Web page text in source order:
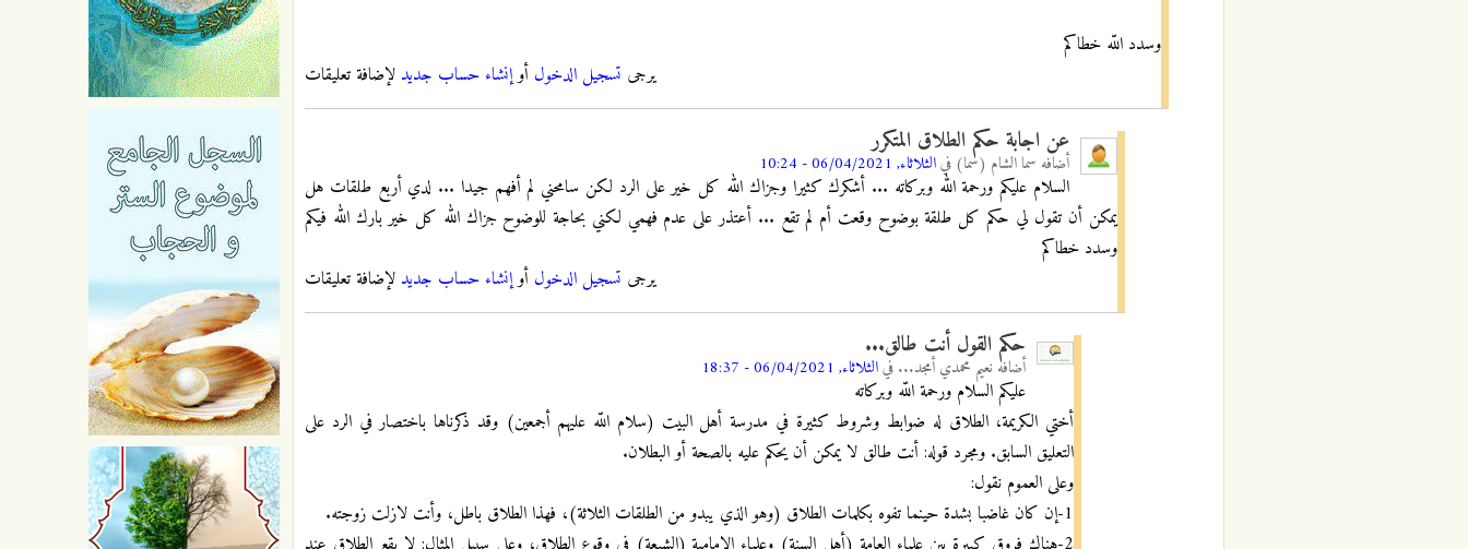
وسدد اللّه خطاكم
يرجى تسجيل الدخول أوإنشاء حساب جديد لإضافة تعليقات
عن اجابة حكم الطلاق المتكرر
أضافه سما الشام (سما) فيالثلاثاء, 06/04/2021 - 10:24
السلام عليكم ورحمة الله وبركاته ... أشكرك كثيرا وجزاك الله كل خير على الرد لكن سامحني لم أفهم جيدا ... لدي أربع طلقات هل
يمكن أن تقول لي حكم كل طلقة بوضوح وقعت أم لم تقع ... أعتذر على عدم فهمي لكني بحاجة للوضوح جزاك الله كل خير بارك الله فيكم
وسدد خطاكم
يرجى تسجيل الدخول أوإنشاء حساب جديد لإضافة تعليقات
حكم القول أنت طالق...
أضافه نعيم محمدي أمجد... فيالثلاثاء, 06/04/2021 - 18:37
عليكم السلام ورحمة اللّه وبركاته
أختي الكريمة، الطلاق له ضوابط وشروط كثيرة في مدرسة أهل البيت (سلام اللّه عليهم أجمعين) وقد ذكرناها باختصار في الرد على
التعليق السابق. ومجرد قوله: أنت طالق لا يمكن أن يحكم عليه بالصحة أو البطلان.
وعلى العموم نقول:
1-إن كان غاضبا بشدة حينما تفوه بكلمات الطلاق (وهو الذي يبدو من الطلقات الثلاثة)، فهذا الطلاق باطل، وأنت لازلت زوجته.